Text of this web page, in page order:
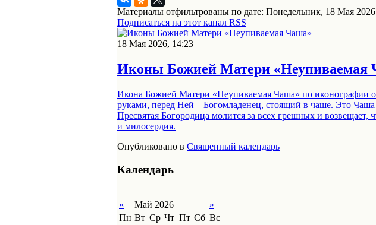
Материалы отфильтрованы по дате: Понедельник, 18 Мая 2026
Подписаться на этот канал RSS
18 Мая 2026, 14:23
Иконы Божией Матери «Неупиваемая
Икона Божией Матери «Неупиваемая Чаша» по иконографии
руками, перед Ней – Богомладенец, стоящий в чаше. Это
Пресвятая Богородица молится за всех грешных и
и милосердия.
Опубликовано в Священный календарь
Календарь
« Май 2026
»
Пн Вт Ср Чт Пт Сб Вс